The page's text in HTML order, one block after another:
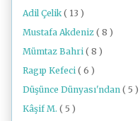
Adil Çelik ( 13 )
Mustafa Akdeniz ( 8 )
Mümtaz Bahri ( 8 )
Ragıp Kefeci ( 6 )
Düşünce Dünyası'ndan ( 5 )
Kâşif M. ( 5 )